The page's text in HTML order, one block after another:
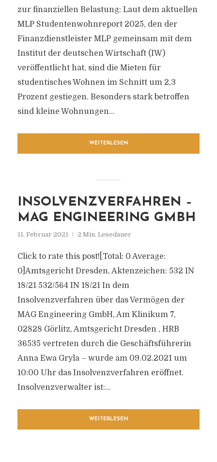
zur finanziellen Belastung: Laut dem aktuellen
MLP Studentenwohnreport 2025, den der
Finanzdienstleister MLP gemeinsam mit dem
Institut der deutschen Wirtschaft (IW)
veröffentlicht hat, sind die Mieten für
studentisches Wohnen im Schnitt um 2,3
Prozent gestiegen. Besonders stark betroffen
sind kleine Wohnungen...
WEITERLESEN
INSOLVENZVERFAHREN –
MAG ENGINEERING GMBH
11. Februar 2021 2 Min. Lesedauer
Click to rate this post![Total: 0 Average:
0]Amtsgericht Dresden, Aktenzeichen: 532 IN
18/21 532/564 IN 18/21 In dem
Insolvenzverfahren über das Vermögen der
MAG Engineering GmbH, Am Klinikum 7,
02828 Görlitz, Amtsgericht Dresden , HRB
36535 vertreten durch die Geschäftsführerin
Anna Ewa Gryla – wurde am 09.02.2021 um
10:00 Uhr das Insolvenzverfahren eröffnet.
Insolvenzverwalter ist:...
WEITERLESEN